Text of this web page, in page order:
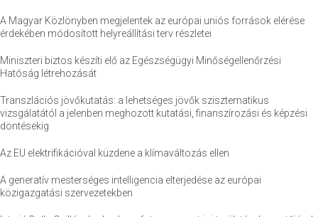
A Magyar Közlönyben megjelentek az európai uniós források elérése
érdekében módosított helyreállítási terv részletei
Miniszteri biztos készíti elő az Egészségügyi Minőségellenőrzési
Hatóság létrehozását
Transzlációs jövőkutatás: a lehetséges jövők szisztematikus
vizsgálatától a jelenben meghozott kutatási, finanszírozási és képzési
döntésekig
Az EU elektrifikációval küzdene a klímaváltozás ellen
A generatív mesterséges intelligencia elterjedése az európai
közigazgatási szervezetekben